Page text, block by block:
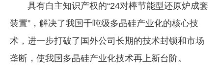
具有自主知识产权的“24对棒节能型还原炉成套
装置”，解决了我国千吨级多晶硅产业化的核心技
术，进一步打破了国外公司长期的技术封锁和市场
垄断，使我国多晶硅产业化技术再上新台阶。